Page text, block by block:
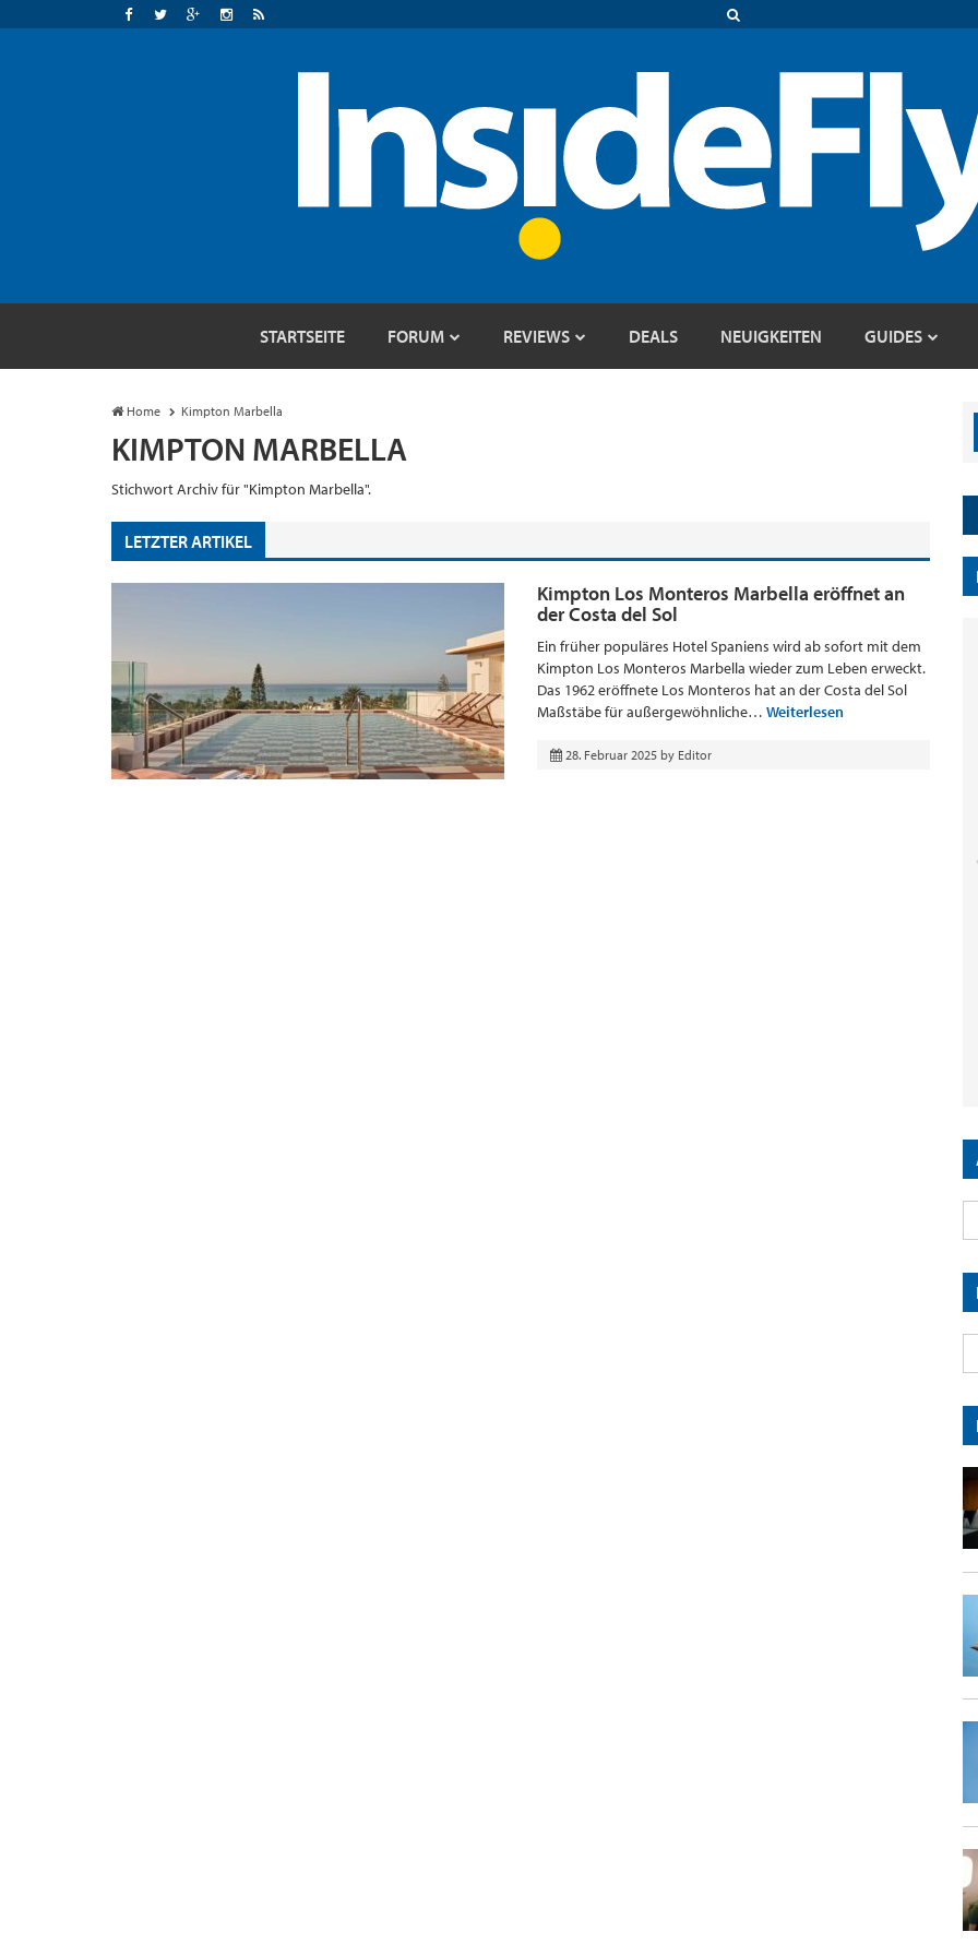
STARTSEITE FORUM REVIEWS DEALS NEUIGKEITEN GUIDES
Home Kimpton Marbella
KIMPTON MARBELLA
Stichwort Archiv für "Kimpton Marbella".
LETZTER ARTIKEL
Kimpton Los Monteros Marbella eröffnet an
der Costa del Sol
Ein früher populäres Hotel Spaniens wird ab sofort mit dem
Kimpton Los Monteros Marbella wieder zum Leben erweckt.
Das 1962 eröffnete Los Monteros hat an der Costa del Sol
Maßstäbe für außergewöhnliche… Weiterlesen
28. Februar 2025 by Editor